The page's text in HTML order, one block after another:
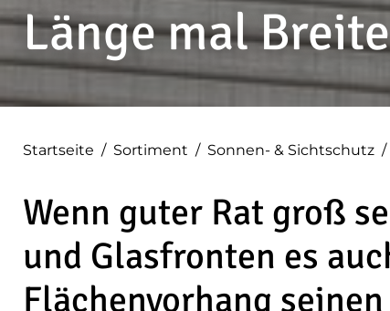
Länge mal
Startseite / Sortiment / Sonnen- & Sichtschutz /
Wenn guter Rat groß
und Glasfronten es
Flächenvorhang